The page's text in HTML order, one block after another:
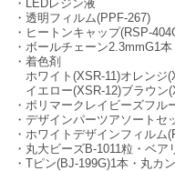
・LEDレジン液
・透明フィルム(PPF-267)
・ヒートンキャップ(RSP-
・ボールチェーン2.3mmG1本
・着色剤
ホワイト(XSR-11)オレンジ
イエロー(XSR-12)ブラウン
・ポリマークレイビーズフル
・デザインパーツアソートセ
・ホワイトデザインフィルム
・丸大ビーズB-1011粒・ベア
・Tピン(BJ-199G)1本・丸カ